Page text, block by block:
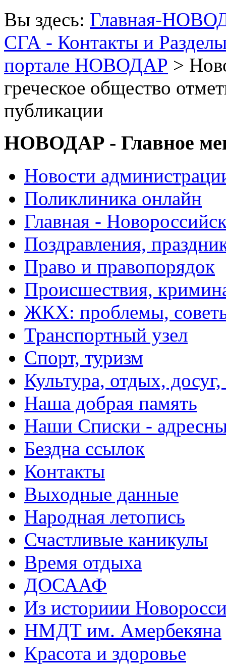
Вы здесь: Главная-
СГА - Контакты и
портале НОВОДАР >
греческое общество
публикации
НОВОДАР - Главное
Новости
Поликлиника онлайн
Главная -
Поздравления,
Право и правопорядок
Происшествия,
ЖКХ: проблемы,
Транспортный узел
Спорт, туризм
Культура, отдых,
Наша добрая память
Наши Списки -
Бездна ссылок
Контакты
Выходные данные
Народная летопись
Счастливые каникулы
Время отдыха
ДОСААФ
Из историии
НМДТ им. Амербекяна
Красота и здоровье